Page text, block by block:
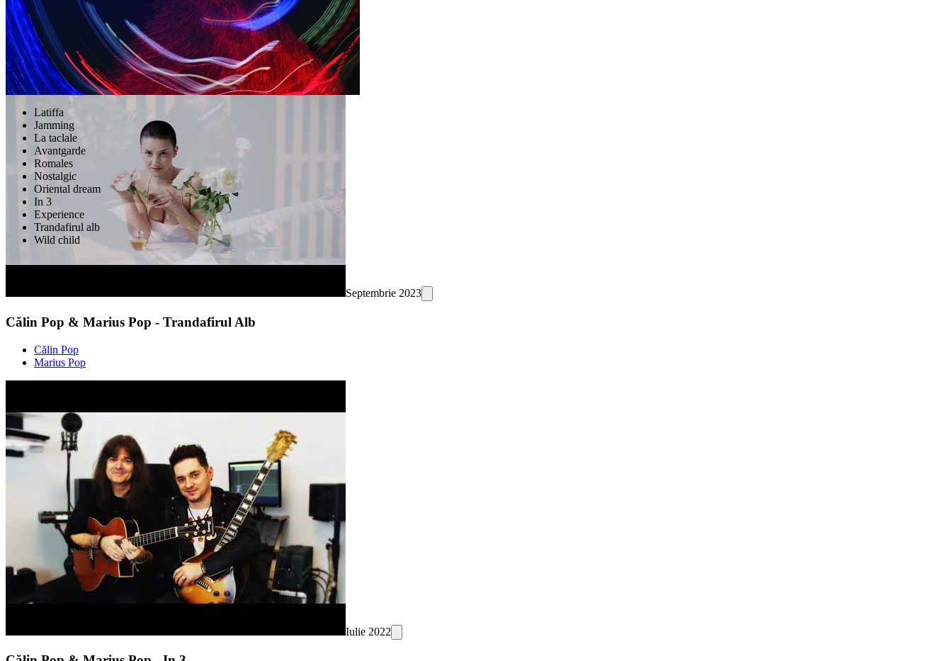
Latiffa
Jamming
La taclale
Avantgarde
Romales
Nostalgic
Oriental dream
In 3
Experience
Trandafirul alb
Wild child
Videoclipuri
Septembrie 2023
Călin Pop & Marius Pop - Trandafirul Alb
Călin Pop
Marius Pop
Iulie 2022